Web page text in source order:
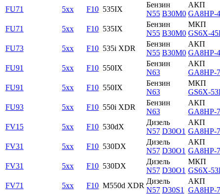
FU71
5xx F10 535IX
Бензин
N55 B30M0
АКП
GA8HP-
FU71
5xx F10 535IX
Бензин
N55 B30M0
МКП
GS6X-
FU73
5xx F10 535i XDR
Бензин
N55 B30M0
АКП
GA8HP-
FU91
5xx F10 550IX
Бензин
N63
АКП
GA8HP-
FU91
5xx F10 550IX
Бензин
N63
МКП
GS6X-
FU93
5xx F10 550i XDR
Бензин
N63
АКП
GA8HP-
FV15
5xx F10 530dX
Дизель
N57 D30O1
АКП
GA8HP-
FV31
5xx F10 530DX
Дизель
N57 D30O1
АКП
GA8HP-
FV31
5xx F10 530DX
Дизель
N57 D30O1
МКП
GS6X-
FV71
5xx F10 M550d XDR
Дизель
N57 D30S1
АКП
GA8HP-